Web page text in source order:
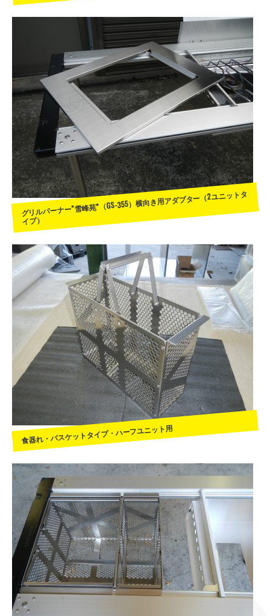
グリルバーナー”雪峰苑”（GS-355）横向き用アダプター（2ユニットタ
イプ）
食器れ・バスケットタイプ・ハーフユニット用